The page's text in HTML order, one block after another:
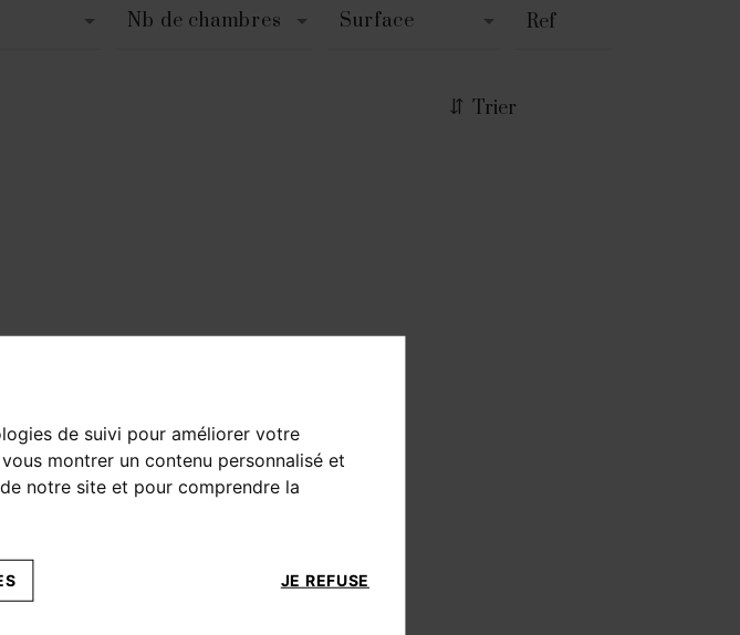
de suivi pour améliorer votre
montrer un contenu personnalisé et
notre site et pour comprendre la
JE REFUSE
Nb de chambres Surface
Trier